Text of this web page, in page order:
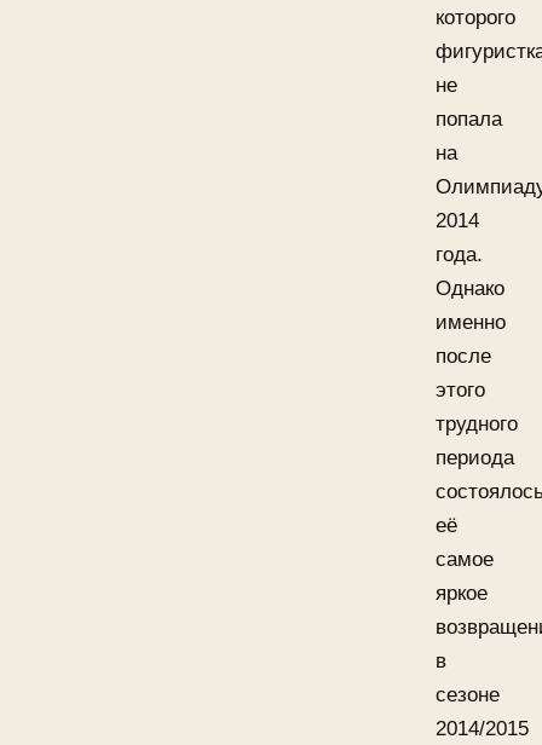
которого
не
попала
на
2014
года.
Однако
именно
после
этого
трудного
периода
её
самое
яркое
в
сезоне
2014/2015